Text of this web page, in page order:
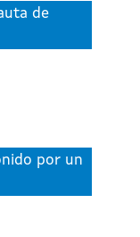
de
por un